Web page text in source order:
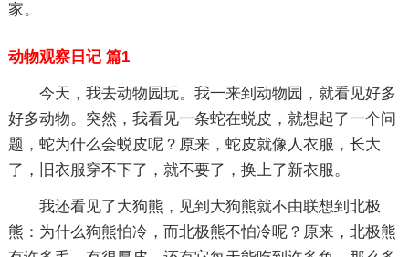
家。
动物观察日记 篇1
今天，我去动物园玩。我一来到动物园，就看见好多
好多动物。突然，我看见一条蛇在蜕皮，就想起了一个问
题，蛇为什么会蜕皮呢？原来，蛇皮就像人衣服，长大
了，旧衣服穿不下了，就不要了，换上了新衣服。
我还看见了大狗熊，见到大狗熊就不由联想到北极
熊：为什么狗熊怕冷，而北极熊不怕冷呢？原来，北极熊